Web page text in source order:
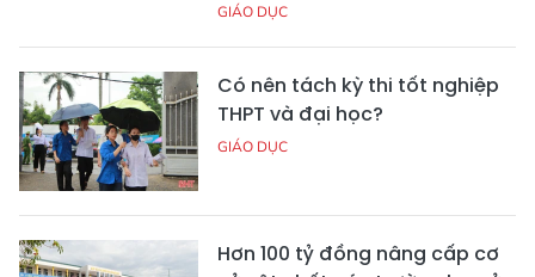
GIÁO DỤC
Có nên tách kỳ thi tốt nghiệp
THPT và đại học?
GIÁO DỤC
Hơn 100 tỷ đồng nâng cấp cơ